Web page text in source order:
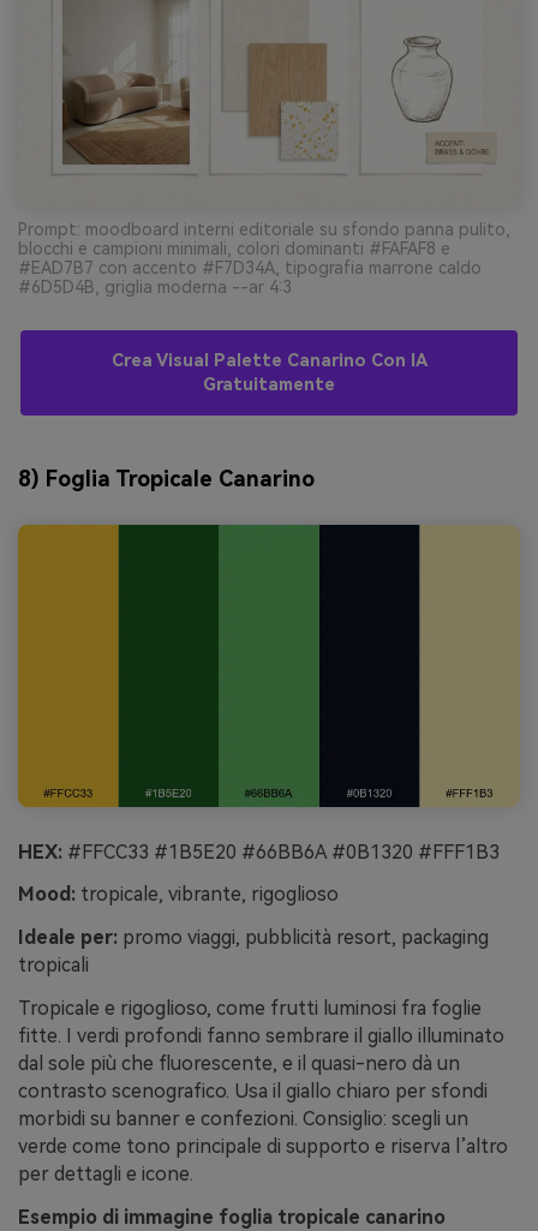
Prompt: moodboard interni editoriale su sfondo panna pulito,
blocchi e campioni minimali, colori dominanti #FAFAF8 e
#EAD7B7 con accento #F7D34A, tipografia marrone caldo
#6D5D4B, griglia moderna --ar 4:3
Crea Visual Palette Canarino Con IA
Gratuitamente
8) Foglia Tropicale Canarino
HEX: #FFCC33 #1B5E20 #66BB6A #0B1320 #FFF1B3
Mood: tropicale, vibrante, rigoglioso
Ideale per: promo viaggi, pubblicità resort, packaging
tropicali
Tropicale e rigoglioso, come frutti luminosi fra foglie
fitte. I verdi profondi fanno sembrare il giallo illuminato
dal sole più che fluorescente, e il quasi-nero dà un
contrasto scenografico. Usa il giallo chiaro per sfondi
morbidi su banner e confezioni. Consiglio: scegli un
verde come tono principale di supporto e riserva l’altro
per dettagli e icone.
Esempio di immagine foglia tropicale canarino